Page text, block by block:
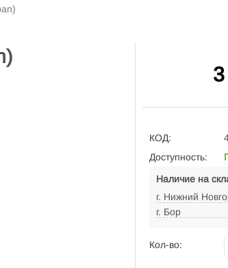
КОД:
Доступность:
Наличие на
г. Нижний
г. Бор
Кол-во: